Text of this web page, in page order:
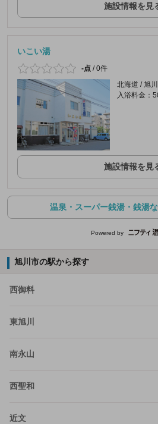
施設情報を見
いこい湯
-点 /0件
北海道 / 旭川
入浴料金：
施設情報を見
温泉・スーパー銭湯・銭湯
Powered by
旭川市の駅から探す
西御料
東旭川
南永山
西聖和
近文